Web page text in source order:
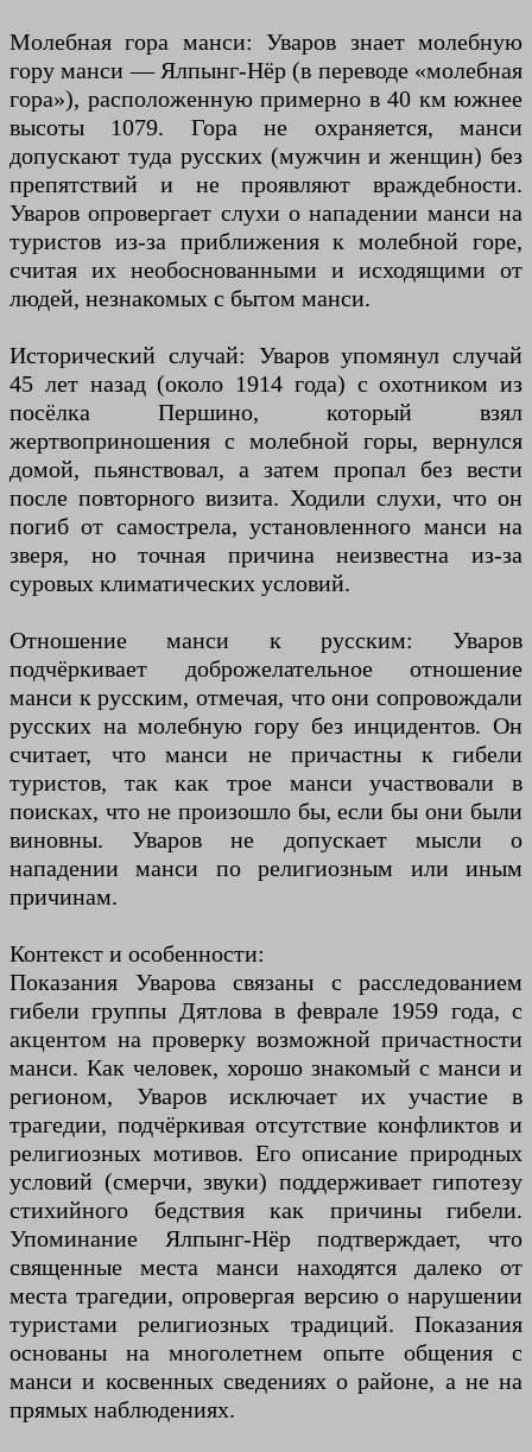
Молебная гора манси: Уваров знает молебную
гору манси — Ялпынг-Нёр (в переводе «молебная
гора»), расположенную примерно в 40 км южнее
высоты 1079. Гора не охраняется, манси
допускают туда русских (мужчин и женщин) без
препятствий и не проявляют враждебности.
Уваров опровергает слухи о нападении манси на
туристов из-за приближения к молебной горе,
считая их необоснованными и исходящими от
людей, незнакомых с бытом манси.
Исторический случай: Уваров упомянул случай
45 лет назад (около 1914 года) с охотником из
посёлка Першино, который взял
жертвоприношения с молебной горы, вернулся
домой, пьянствовал, а затем пропал без вести
после повторного визита. Ходили слухи, что он
погиб от самострела, установленного манси на
зверя, но точная причина неизвестна из-за
суровых климатических условий.
Отношение манси к русским: Уваров
подчёркивает доброжелательное отношение
манси к русским, отмечая, что они сопровождали
русских на молебную гору без инцидентов. Он
считает, что манси не причастны к гибели
туристов, так как трое манси участвовали в
поисках, что не произошло бы, если бы они были
виновны. Уваров не допускает мысли о
нападении манси по религиозным или иным
причинам.
Контекст и особенности:
Показания Уварова связаны с расследованием
гибели группы Дятлова в феврале 1959 года, с
акцентом на проверку возможной причастности
манси. Как человек, хорошо знакомый с манси и
регионом, Уваров исключает их участие в
трагедии, подчёркивая отсутствие конфликтов и
религиозных мотивов. Его описание природных
условий (смерчи, звуки) поддерживает гипотезу
стихийного бедствия как причины гибели.
Упоминание Ялпынг-Нёр подтверждает, что
священные места манси находятся далеко от
места трагедии, опровергая версию о нарушении
туристами религиозных традиций. Показания
основаны на многолетнем опыте общения с
манси и косвенных сведениях о районе, а не на
прямых наблюдениях.